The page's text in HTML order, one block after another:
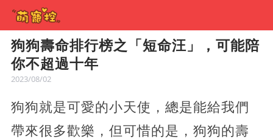
狗狗壽命排行榜之「短命汪」，可能陪
你不超過十年
2023/08/02
狗狗就是可愛的小天使，總是能給我們
帶來很多歡樂，但可惜的是，狗狗的壽